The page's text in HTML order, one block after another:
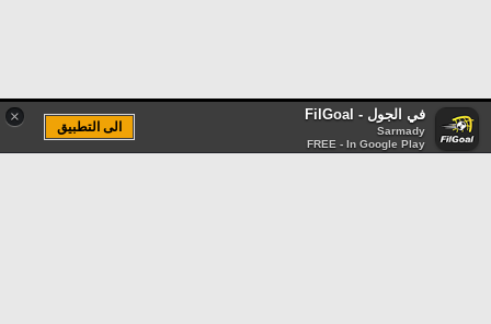
× في الجول - FilGoal
Sarmady
FREE - In Google Play
الى التطبيق